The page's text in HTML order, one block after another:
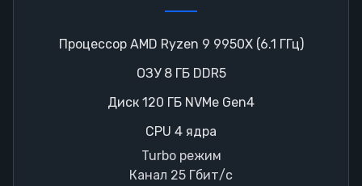
Процессор AMD Ryzen 9 9950X (6.1 ГГц)
ОЗУ 8 ГБ DDR5
Диск 120 ГБ NVMe Gen4
CPU 4 ядра
Turbo режим
Канал 25 Гбит/с